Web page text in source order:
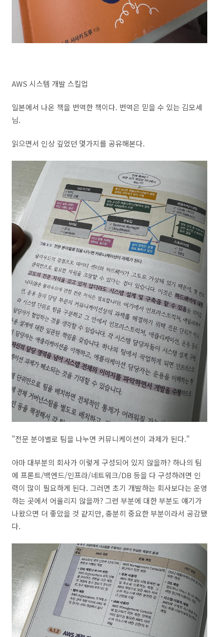
AWS 시스템 개발 스킬업
일본에서 나온 책을 번역한 책이다. 번역은 믿을 수 있는 김모세
님.
읽으면서 인상 깊었던 몇가지를 공유해본다.
"전문 분야별로 팀을 나누면 커뮤니케이션이 과제가 된다."
아마 대부분의 회사가 이렇게 구성되어 있지 않을까? 하나의 팀
에 프론트/백엔드/인프라/네트워크/DB 등을 다 구성하려면 인
력이 많이 필요하게 된다. 그러면 초기 개발하는 회사보다는 운영
하는 곳에서 어울리지 않을까? 그런 부분에 대한 부분도 얘기가
나왔으면 더 좋았을 것 같지만, 충분히 중요한 부분이라서 공감됐
다.